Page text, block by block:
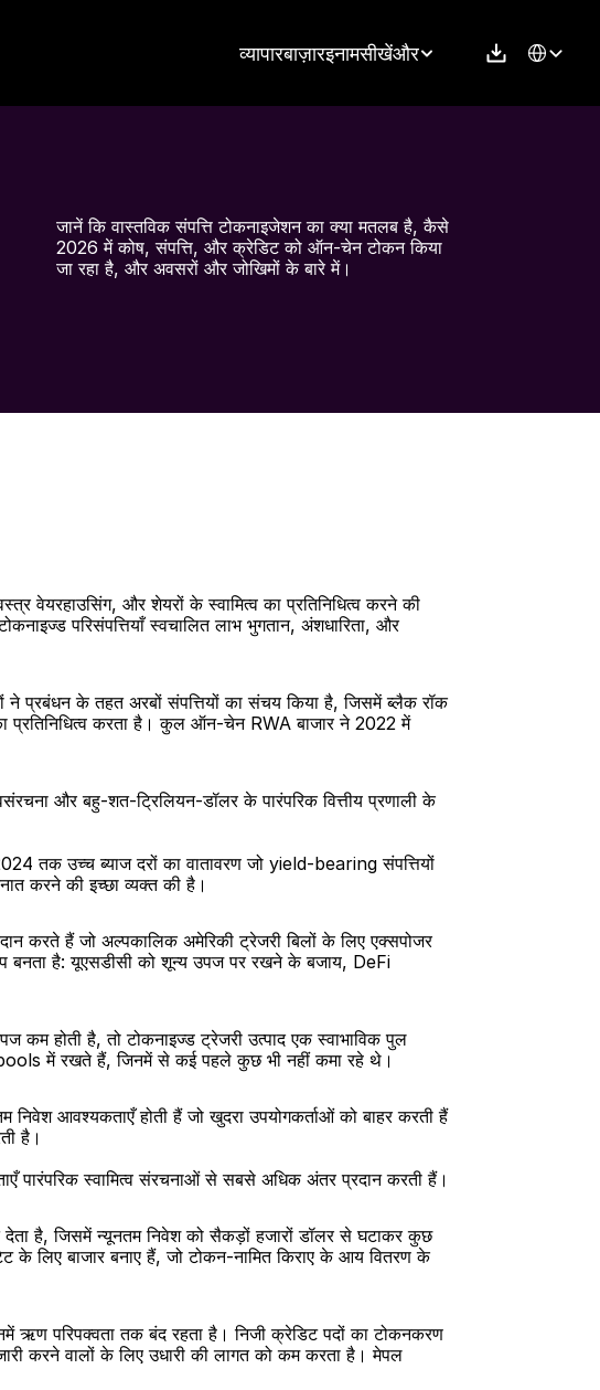
व्यापारबाज़ारइनामसीखेंऔर Select
जानें कि वास्तविक संपत्ति टोकनाइजेशन का क्या मतलब है, कैसे
2026 में कोष, संपत्ति, और क्रेडिट को ऑन-चेन टोकन किया
जा रहा है, और अवसरों और जोखिमों के बारे में।
वेयरहाउसिंग, और शेयरों के स्वामित्व का प्रतिनिधित्व करने की
परिसंपत्तियाँ स्वचालित लाभ भुगतान, अंशधारिता, और
ने प्रबंधन के तहत अरबों संपत्तियों का संचय किया है, जिसमें ब्लैक रॉक
करता है। कुल ऑन-चेन RWA बाजार ने 2022 में
और बहु-शत-ट्रिलियन-डॉलर के पारंपरिक वित्तीय प्रणाली के
तक उच्च ब्याज दरों का वातावरण जो yield-bearing संपत्तियों
करने की इच्छा व्यक्त की है।
हैं जो अल्पकालिक अमेरिकी ट्रेजरी बिलों के लिए एक्सपोजर
बनता है: यूएसडीसी को शून्य उपज पर रखने के बजाय, DeFi
कम होती है, तो टोकनाइज्ड ट्रेजरी उत्पाद एक स्वाभाविक पुल
pools में रखते हैं, जिनमें से कई पहले कुछ भी नहीं कमा रहे थे।
आवश्यकताएँ होती हैं जो खुदरा उपयोगकर्ताओं को बाहर करती हैं
है।
पारंपरिक स्वामित्व संरचनाओं से सबसे अधिक अंतर प्रदान करती हैं।
देता है, जिसमें न्यूनतम निवेश को सैकड़ों हजारों डॉलर से घटाकर कुछ
के लिए बाजार बनाए हैं, जो टोकन-नामित किराए के आय वितरण के
ऋण परिपक्वता तक बंद रहता है। निजी क्रेडिट पदों का टोकनकरण
करने वालों के लिए उधारी की लागत को कम करता है। मेपल